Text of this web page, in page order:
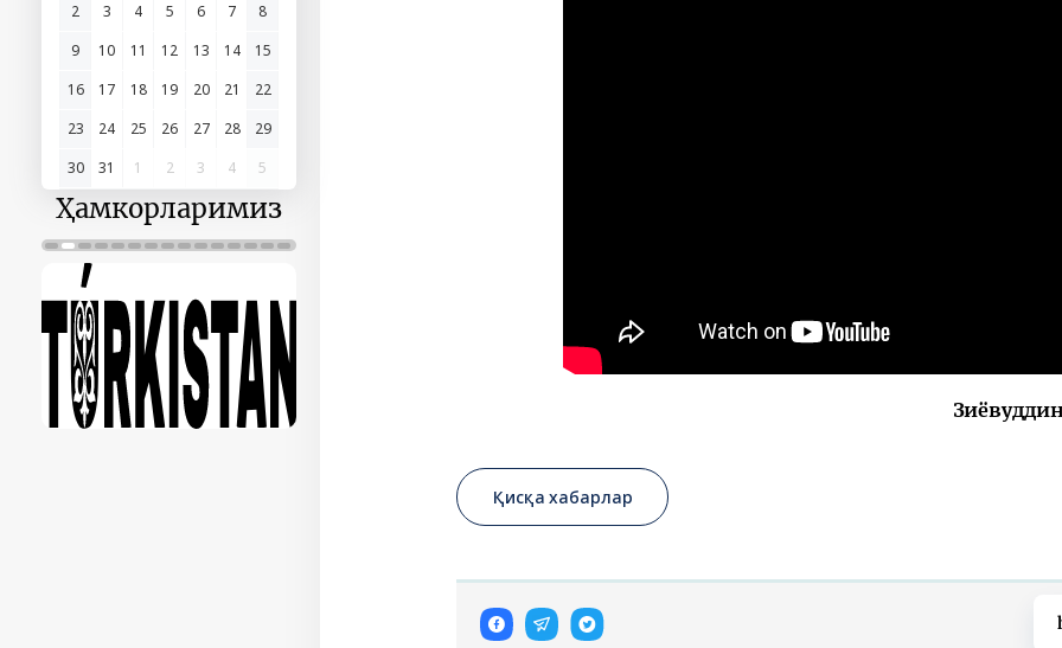
2
3 4 5 6 7
8
9
10 11 12 13 14
15
16
17 18 19 20 21
22
23
24 25 26 27 28
29
30
31 1 2 3 4 5
Ҳамкорларимиз
Қисқа хабарлар